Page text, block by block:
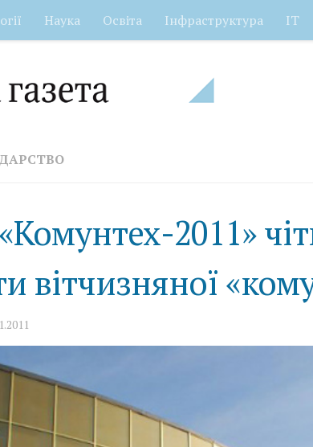
Наука Освіта Інфраструктура ІТ
2011»
вітчизняної